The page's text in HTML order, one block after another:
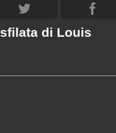
di Louis